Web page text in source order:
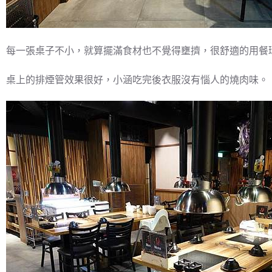
每一張桌子不小，就算擺滿食材也不覺得壅擠，很舒適的用餐
桌上的排煙管效果很好，小涵吃完後衣服沒有惱人的燒肉味。